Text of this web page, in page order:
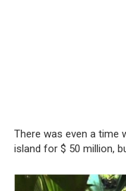
There was even a time
island for $ 50 million,